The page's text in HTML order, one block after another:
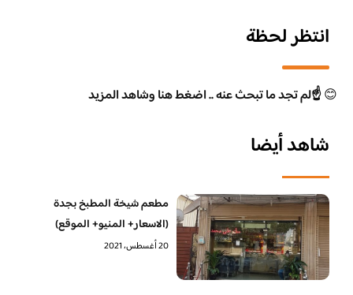
انتظر لحظة
😊☝️لم تجد ما تبحث عنه .. اضغط هنا وشاهد المزيد
شاهد أيضا
مطعم شيخة المطبخ بجدة
(الاسعار+ المنيو+ الموقع)
20 أغسطس، 2021